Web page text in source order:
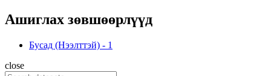
Ашиглах зөвшөөрлүүд
Бусад (Нээлттэй) - 1
close